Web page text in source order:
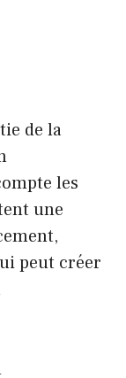
de la
les
une
peut créer